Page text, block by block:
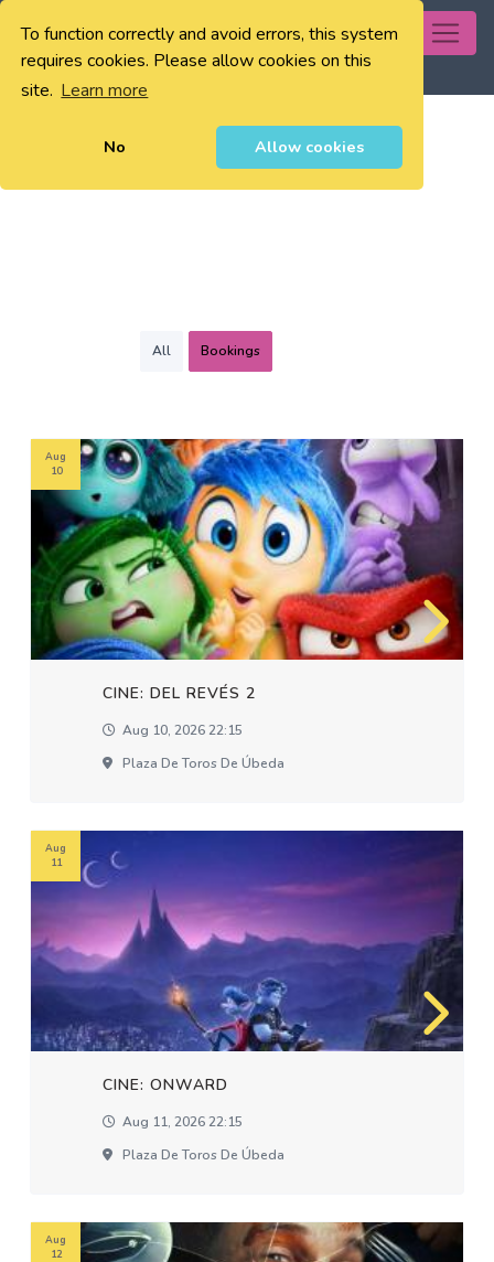
To function correctly and avoid errors, this system
requires cookies. Please allow cookies on this
site. Learn more
No Allow cookies
0
All Bookings
CINE: DEL REVÉS 2
Aug 10, 2026 22:15
Plaza De Toros De Úbeda
Aug
10
CINE: ONWARD
Aug 11, 2026 22:15
Plaza De Toros De Úbeda
Aug
11
Aug
12